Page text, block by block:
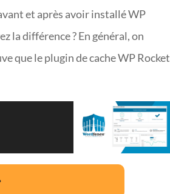
et après avoir installé WP
la différence ? En général, on
que le plugin de cache WP Rocket